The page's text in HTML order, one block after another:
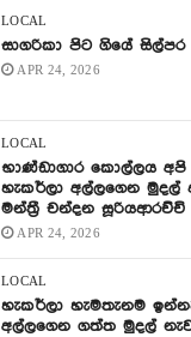
LOCAL
සාගරිකා පිට ගියේ සිල්පර
APR 24, 2026
LOCAL
භාණ්ඩාගාර කොල්ලය
හැකර්ලා අල්ලගෙන
මන්ත්‍රී චන්දන සූරියආරච්චි
APR 24, 2026
LOCAL
හැකර්ලා හැමතැනම
අල්ලගෙන ගත්ත මුදල්